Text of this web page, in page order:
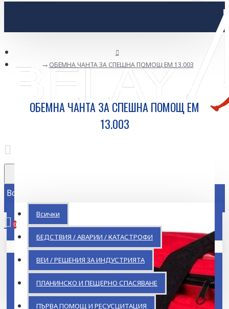
Всички
Всички
БЕДСТВИЯ / АВАРИИ / КАТАСТРОФИ
ВЕИ / РЕШЕНИЯ ЗА ИНДУСТРИЯТА
ПЛАНИНСКО И ПЕЩЕРНО СПАСЯВАНЕ
ПЪРВА ПОМОЩ И РЕСУСЦИТАЦИЯ
0
Кошницата ви е празна!
ОБЕМНА ЧАНТА ЗА СПЕШНА ПОМОЩ ЕМ 13.003
ОБЕМНА ЧАНТА ЗА СПЕШНА ПОМОЩ ЕМ
13.003